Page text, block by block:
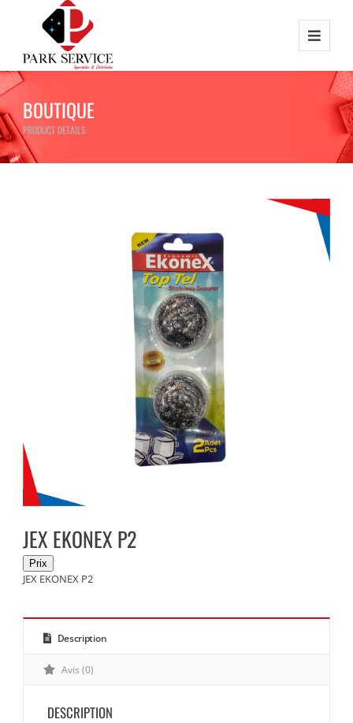
BOUTIQUE
PRODUCT DETAILS
JEX EKONEX P2
JEX EKONEX P2
Description
Avis (0)
DESCRIPTION